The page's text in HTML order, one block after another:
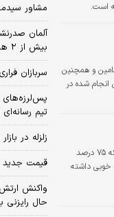
و همچنین
شده در
مدیرکل دفتر برنامه ریزی و توسعه اجتماعی جوانان وزارت ورزش و جوانان اعلام کرد که ۷۵ درصد
خوبی داشته
مشاور
آلمان
بیش از ۲ هزار یورو می‌گیرند
سربازان
پس‌لرزه‌های
تیم
زلزله در بازار مسکن
قیمت جدید
واکنش
حال